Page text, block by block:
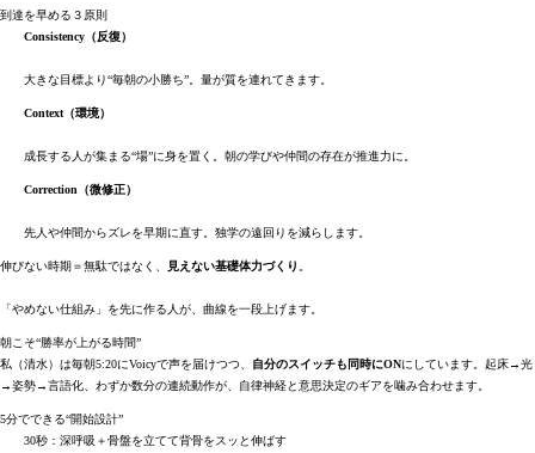
到達を早める３原則
Consistency（反復）
大きな目標より“毎朝の小勝ち”。量が質を連れてきます。
Context（環境）
成長する人が集まる“場”に身を置く。朝の学びや仲間の存在が推進力に。
Correction（微修正）
先人や仲間からズレを早期に直す。独学の遠回りを減らします。
伸びない時期＝無駄ではなく、 見えない基礎体力づくり 。
「やめない仕組み」を先に作る人が、曲線を一段上げます。
朝こそ“勝率が上がる時間”
私（清水）は毎朝5:20にVoicyで声を届けつつ、 自分のスイッチも同時にONにしています。起床→光
→姿勢→言語化、わずか数分の連続動作が、自律神経と意思決定のギアを噛み合わせます。
5分でできる“開始設計”
30秒：深呼吸＋骨盤を立てて背骨をスッと伸ばす